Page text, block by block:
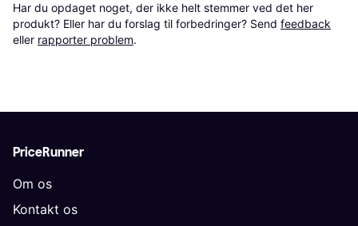
Har du opdaget noget, der ikke helt stemmer ved det her
produkt? Eller har du forslag til forbedringer? Send feedback
eller rapporter problem.
PriceRunner
Om os
Kontakt os